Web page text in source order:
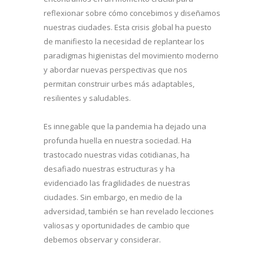
reflexionar sobre cómo concebimos y diseñamos
nuestras ciudades. Esta crisis global ha puesto
de manifiesto la necesidad de replantear los
paradigmas higienistas del movimiento moderno
y abordar nuevas perspectivas que nos
permitan construir urbes más adaptables,
resilientes y saludables.
Es innegable que la pandemia ha dejado una
profunda huella en nuestra sociedad. Ha
trastocado nuestras vidas cotidianas, ha
desafiado nuestras estructuras y ha
evidenciado las fragilidades de nuestras
ciudades. Sin embargo, en medio de la
adversidad, también se han revelado lecciones
valiosas y oportunidades de cambio que
debemos observar y considerar.